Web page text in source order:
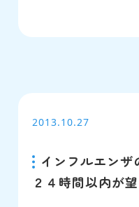
2013.10.27
インフルエン
２４時間以内が望